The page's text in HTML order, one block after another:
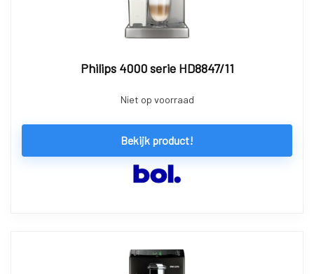
Philips 4000 serie HD8847/11
Niet op voorraad
Bekijk product!